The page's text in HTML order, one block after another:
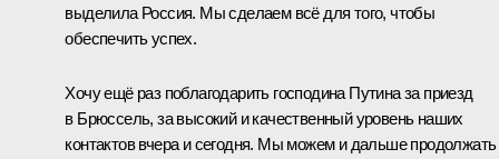
выделила Россия. Мы сделаем всё для того, чтобы
обеспечить успех.
Хочу ещё раз поблагодарить господина Путина за приезд
в Брюссель, за высокий и качественный уровень наших
контактов вчера и сегодня. Мы можем и дальше продолжать